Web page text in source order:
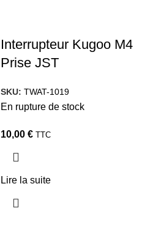
Interrupteur Kugoo M4
Prise JST
SKU: TWAT-1019
En rupture de stock
10,00 € TTC
Lire la suite